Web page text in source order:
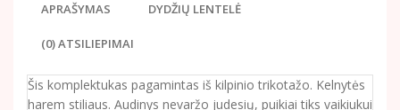
APRAŠYMAS DYDŽIŲ LENTELĖ
(0) ATSILIEPIMAI
Šis komplektukas pagamintas iš kilpinio trikotažo. Kelnytės
harem stiliaus. Audinys nevaržo judesių, puikiai tiks vaikiukui